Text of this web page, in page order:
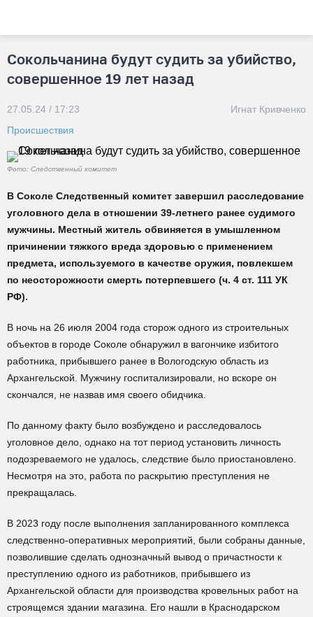
Сокольчанина будут судить за убийство,
совершенное 19 лет назад
27.05.24 / 17:23
Игнат Кривченко
Происшествия
Фото: Следственный комитет
В Соколе Следственный комитет завершил расследование
уголовного дела в отношении 39-летнего ранее судимого
мужчины. Местный житель обвиняется в умышленном
причинении тяжкого вреда здоровью с применением
предмета, используемого в качестве оружия, повлекшем
по неосторожности смерть потерпевшего (ч. 4 ст. 111 УК
РФ).
В ночь на 26 июля 2004 года сторож одного из строительных
объектов в городе Соколе обнаружил в вагончике избитого
работника, прибывшего ранее в Вологодскую область из
Архангельской. Мужчину госпитализировали, но вскоре он
скончался, не назвав имя своего обидчика.
По данному факту было возбуждено и расследовалось
уголовное дело, однако на тот период установить личность
подозреваемого не удалось, следствие было приостановлено.
Несмотря на это, работа по раскрытию преступления не
прекращалась.
В 2023 году после выполнения запланированного комплекса
следственно-оперативных мероприятий, были собраны данные,
позволившие сделать однозначный вывод о причастности к
преступлению одного из работников, прибывшего из
Архангельской области для производства кровельных работ на
строящемся здании магазина. Его нашли в Краснодарском